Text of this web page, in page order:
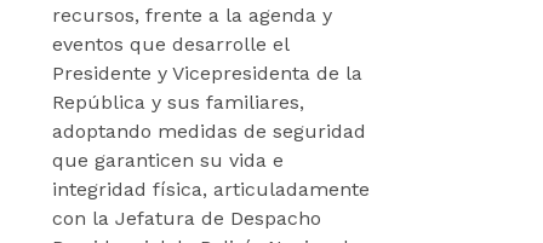
recursos, frente a la agenda y
eventos que desarrolle el
Presidente y Vicepresidenta de la
República y sus familiares,
adoptando medidas de seguridad
que garanticen su vida e
integridad física, articuladamente
con la Jefatura de Despacho